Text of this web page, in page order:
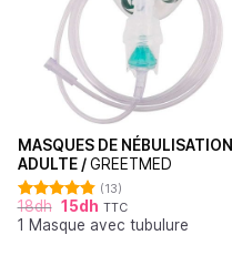
MASQUES DE NÉBULISATION
ADULTE /GREETMED
Note
4.85
sur 5
(13)
18dh 15dh TTC
1 Masque avec tubulure